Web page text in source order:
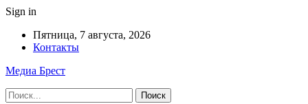
Sign in
Пятница, 7 августа, 2026
Контакты
Медиа Брест